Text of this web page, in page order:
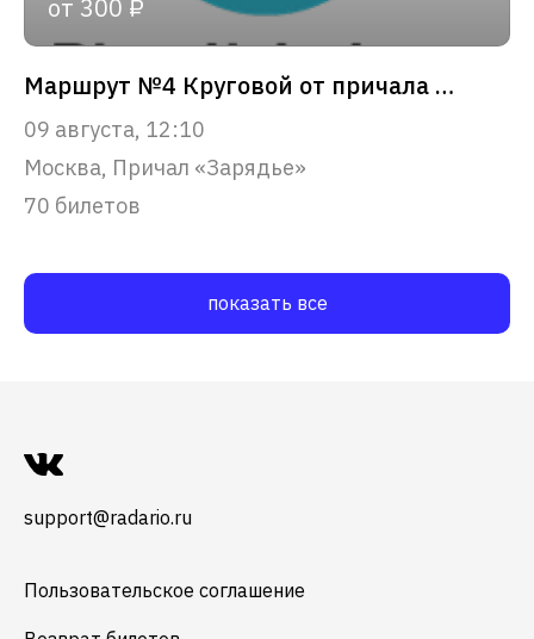
от 300 ₽
Маршрут №4 Круговой от причала «Зарядье»
09 августа, 12:10
Москва, Причал «Зарядье»
70 билетов
показать все
support@radario.ru
Пользовательское соглашение